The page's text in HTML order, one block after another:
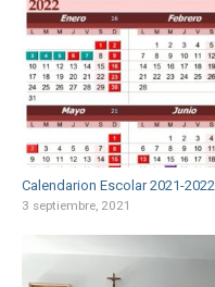
Calendarion Escolar 2021-2022
3 septiembre, 2021